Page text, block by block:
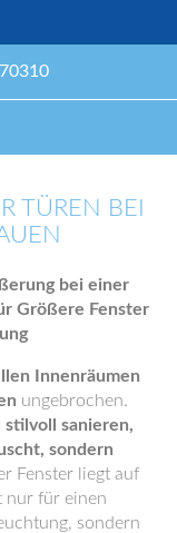
BEI S
bei einer
Größere Fenster
Innenräumen
ungebrochen.
stilvoll sanieren,
sondern
Fenster liegt auf
nur für einen
sondern